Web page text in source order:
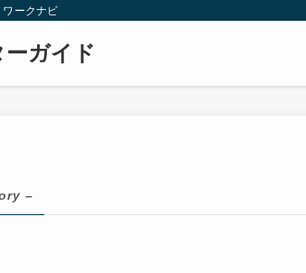
ークナビ
ガイド
–